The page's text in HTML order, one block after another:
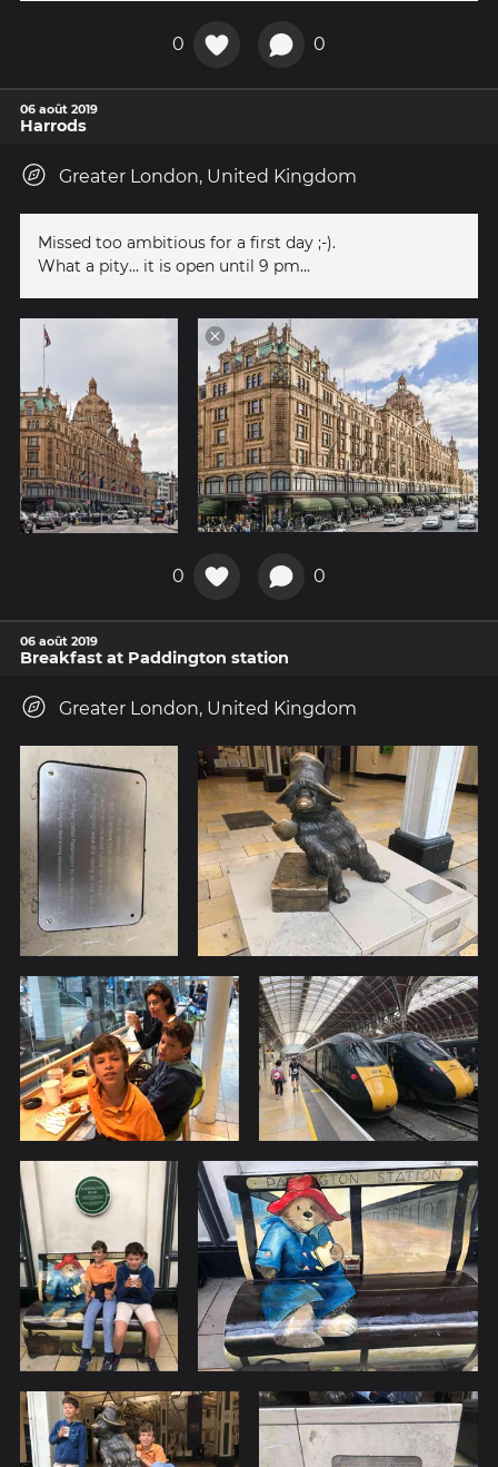
0 0
06 août 2019
Harrods
Greater London, United Kingdom
Missed too ambitious for a first day ;-).
What a pity... it is open until 9 pm...
0 0
06 août 2019
Breakfast at Paddington station
Greater London, United Kingdom